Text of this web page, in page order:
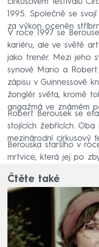
1995. Společně se
za výkon oceněn
V roce 1997 se
kariéru, ale ve světě
jako trenér. Mezi jeho
synové Mario a
zápisu v Guinnessově
žonglér světa, kromě
angažmá ve známém
Robert Berousek se
stojících žebřících.
mezinárodní cirkusový
Berouska staršího v
mrtvice, která jej po
Čtěte také